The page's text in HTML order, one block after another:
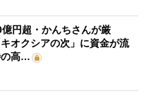
億円超・かんちさんが厳
オクシアの次」に資金が流
の高…